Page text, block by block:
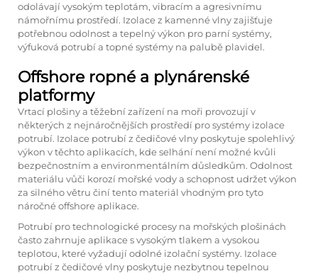
odolávají vysokým teplotám, vibracím a agresivnímu
námořnímu prostředí. Izolace z kamenné vlny zajišťuje
potřebnou odolnost a tepelný výkon pro parní systémy,
výfuková potrubí a topné systémy na palubě plavidel.
Offshore ropné a plynárenské
platformy
Vrtací plošiny a těžební zařízení na moři provozují v
některých z nejnáročnějších prostředí pro systémy izolace
potrubí. Izolace potrubí z čedičové vlny poskytuje spolehlivý
výkon v těchto aplikacích, kde selhání není možné kvůli
bezpečnostním a environmentálním důsledkům. Odolnost
materiálu vůči korozí mořské vody a schopnost udržet výkon
za silného větru činí tento materiál vhodným pro tyto
náročné offshore aplikace.
Potrubí pro technologické procesy na mořských plošinách
často zahrnuje aplikace s vysokým tlakem a vysokou
teplotou, které vyžadují odolné izolační systémy. Izolace
potrubí z čedičové vlny poskytuje nezbytnou tepelnou